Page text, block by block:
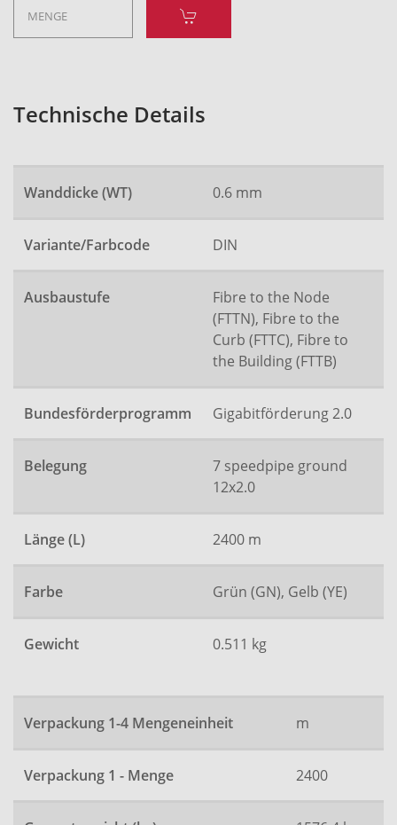
Technische Details
Wanddicke (WT) 0.6 mm
Variante/Farbcode DIN
Ausbaustufe
Fibre to the Node
(FTTN), Fibre to the
Curb (FTTC), Fibre to
the Building (FTTB)
Bundesförderprogramm Gigabitförderung 2.0
Belegung
7 speedpipe ground
12x2.0
Länge (L) 2400 m
Farbe Grün (GN), Gelb (YE)
Gewicht 0.511 kg
Verpackung 1-4 Mengeneinheit m
Verpackung 1 - Menge 2400